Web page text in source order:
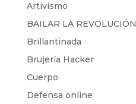
Artivismo
BAILAR LA REVOLUCIÓN
Brillantinada
Brujería Hacker
Cuerpo
Defensa online